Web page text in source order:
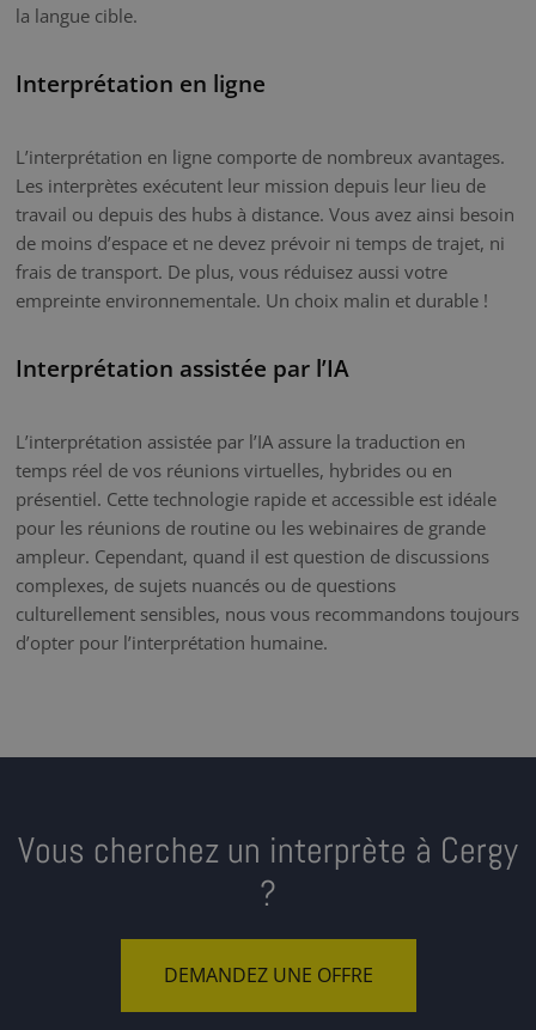
la langue cible.
Interprétation en ligne
L’interprétation en ligne comporte de nombreux avantages.
Les interprètes exécutent leur mission depuis leur lieu de
travail ou depuis des hubs à distance. Vous avez ainsi besoin
de moins d’espace et ne devez prévoir ni temps de trajet, ni
frais de transport. De plus, vous réduisez aussi votre
empreinte environnementale. Un choix malin et durable !
Interprétation assistée par l’IA
L’interprétation assistée par l’IA assure la traduction en
temps réel de vos réunions virtuelles, hybrides ou en
présentiel. Cette technologie rapide et accessible est idéale
pour les réunions de routine ou les webinaires de grande
ampleur. Cependant, quand il est question de discussions
complexes, de sujets nuancés ou de questions
culturellement sensibles, nous vous recommandons toujours
d’opter pour l’interprétation humaine.
Vous cherchez un interprète à Cergy
?
DEMANDEZ UNE OFFRE